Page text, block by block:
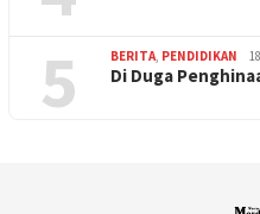
5 BERITA PENDIDIKAN
Di Duga